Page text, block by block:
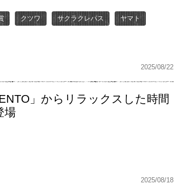
クツワ サクラクレパス ヤマト
2025/08/22
」からリラックスした時間
場
2025/08/18